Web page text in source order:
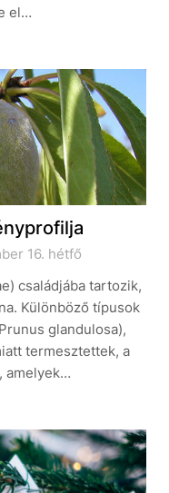
el…
16. hétfő
családjába tartozik,
Különböző típusok
glandulosa),
termesztettek, a
amelyek…